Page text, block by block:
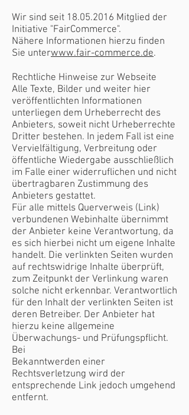
Wir sind seit 18.05.2016 Mitglied der
Initiative "FairCommerce".
Nähere Informationen hierzu finden
Sie unterwww.fair-commerce.de.
Rechtliche Hinweise zur Webseite
Alle Texte, Bilder und weiter hier
veröffentlichten Informationen
unterliegen dem Urheberrecht des
Anbieters, soweit nicht Urheberrechte
Dritter bestehen. In jedem Fall ist eine
Vervielfältigung, Verbreitung oder
öffentliche Wiedergabe ausschließlich
im Falle einer widerruflichen und nicht
übertragbaren Zustimmung des
Anbieters gestattet.
Für alle mittels Querverweis (Link)
verbundenen Webinhalte übernimmt
der Anbieter keine Verantwortung, da
es sich hierbei nicht um eigene Inhalte
handelt. Die verlinkten Seiten wurden
auf rechtswidrige Inhalte überprüft,
zum Zeitpunkt der Verlinkung waren
solche nicht erkennbar. Verantwortlich
für den Inhalt der verlinkten Seiten ist
deren Betreiber. Der Anbieter hat
hierzu keine allgemeine
Überwachungs- und Prüfungspflicht.
Bei
Bekanntwerden einer
Rechtsverletzung wird der
entsprechende Link jedoch umgehend
entfernt.